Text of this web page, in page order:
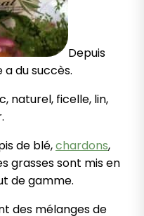
Depuis
du succès.
naturel, ficelle, lin,
de blé,chardons,
grasses sont mis en
de gamme.
des mélanges de